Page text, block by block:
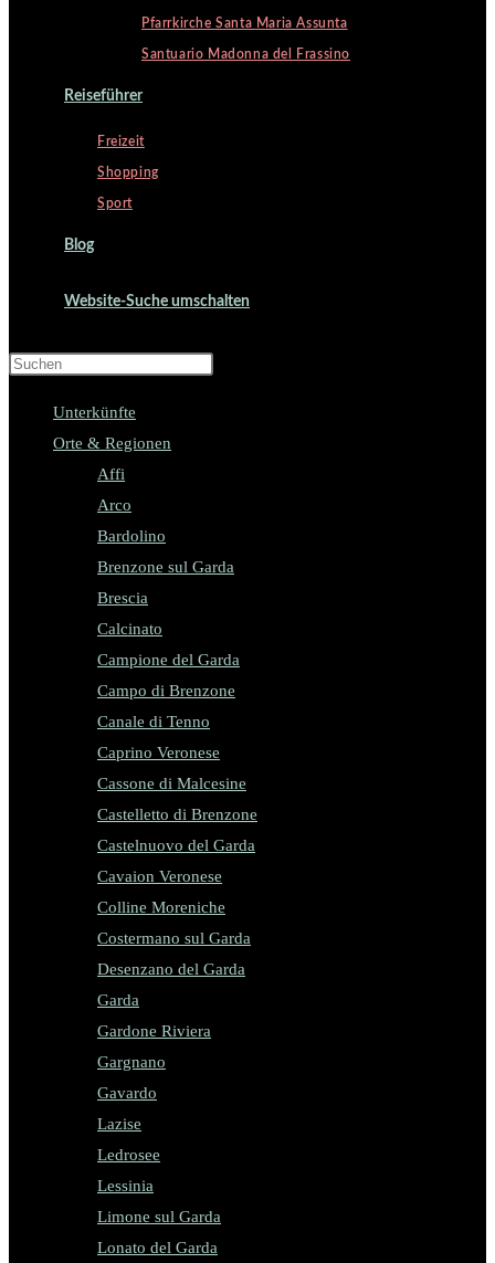
Pfarrkirche Santa Maria Assunta
Santuario Madonna del Frassino
Reiseführer
Freizeit
Shopping
Sport
Blog
Website-Suche umschalten
Unterkünfte
Orte & Regionen
Affi
Arco
Bardolino
Brenzone sul Garda
Brescia
Calcinato
Campione del Garda
Campo di Brenzone
Canale di Tenno
Caprino Veronese
Cassone di Malcesine
Castelletto di Brenzone
Castelnuovo del Garda
Cavaion Veronese
Colline Moreniche
Costermano sul Garda
Desenzano del Garda
Garda
Gardone Riviera
Gargnano
Gavardo
Lazise
Ledrosee
Lessinia
Limone sul Garda
Lonato del Garda